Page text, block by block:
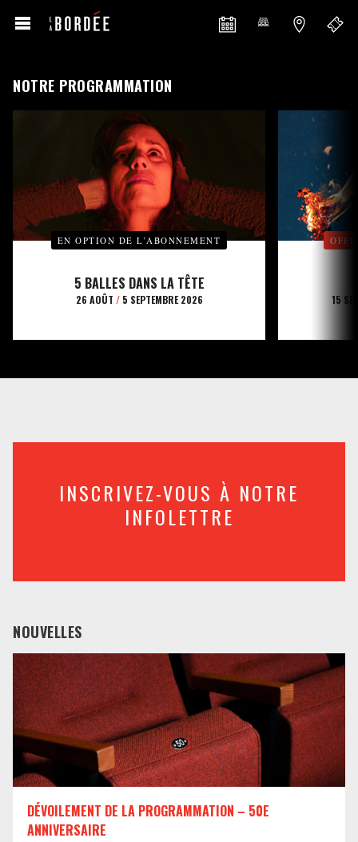
NOTRE PROGRAMMATION
EN OPTION DE L’ABONNEMENT
5 BALLES DANS LA TÊTE
26 AOÛT /5 SEPTEMBRE 2026 15
INSCRIVEZ-VOUS À NOTRE
INFOLETTRE
NOUVELLES
DÉVOILEMENT DE LA PROGRAMMATION – 50E
ANNIVERSAIRE